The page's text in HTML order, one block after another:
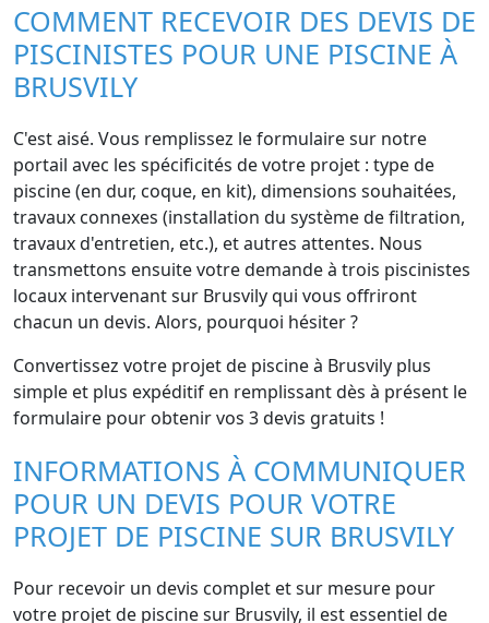
COMMENT RECEVOIR DES DEVIS DE
PISCINISTES POUR UNE PISCINE À
BRUSVILY
C'est aisé. Vous remplissez le formulaire sur notre
portail avec les spécificités de votre projet : type de
piscine (en dur, coque, en kit), dimensions souhaitées,
travaux connexes (installation du système de filtration,
travaux d'entretien, etc.), et autres attentes. Nous
transmettons ensuite votre demande à trois piscinistes
locaux intervenant sur Brusvily qui vous offriront
chacun un devis. Alors, pourquoi hésiter ?
Convertissez votre projet de piscine à Brusvily plus
simple et plus expéditif en remplissant dès à présent le
formulaire pour obtenir vos 3 devis gratuits !
INFORMATIONS À COMMUNIQUER
POUR UN DEVIS POUR VOTRE
PROJET DE PISCINE SUR BRUSVILY
Pour recevoir un devis complet et sur mesure pour
votre projet de piscine sur Brusvily, il est essentiel de